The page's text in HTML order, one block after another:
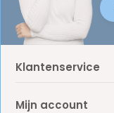
Klantenservice
Mijn account